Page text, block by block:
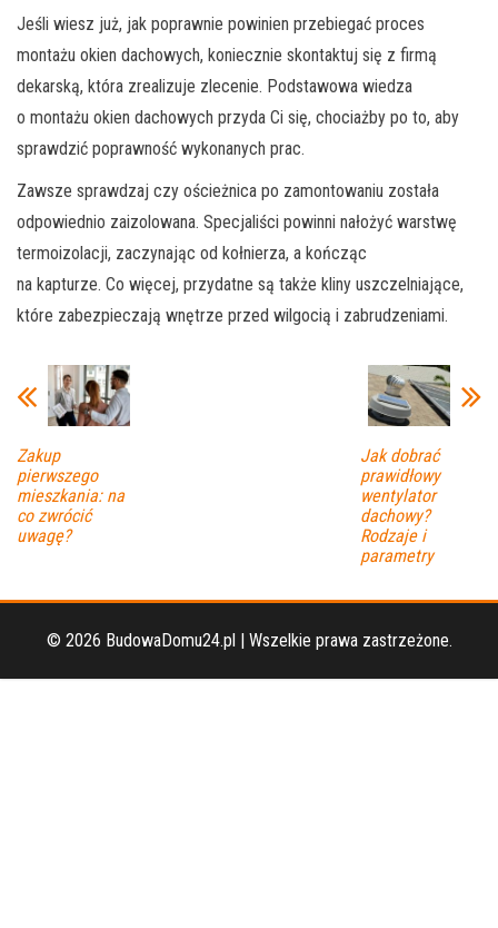
Jeśli wiesz już, jak poprawnie powinien przebiegać proces
montażu okien dachowych, koniecznie skontaktuj się z firmą
dekarską, która zrealizuje zlecenie. Podstawowa wiedza
o montażu okien dachowych przyda Ci się, chociażby po to, aby
sprawdzić poprawność wykonanych prac.
Zawsze sprawdzaj czy ościeżnica po zamontowaniu została
odpowiednio zaizolowana. Specjaliści powinni nałożyć warstwę
termoizolacji, zaczynając od kołnierza, a kończąc
na kapturze. Co więcej, przydatne są także kliny uszczelniające,
które zabezpieczają wnętrze przed wilgocią i zabrudzeniami.
Zakup
pierwszego
mieszkania: na
co zwrócić
uwagę?
Jak dobrać
prawidłowy
wentylator
dachowy?
Rodzaje i
parametry
© 2026 BudowaDomu24.pl | Wszelkie prawa zastrzeżone.